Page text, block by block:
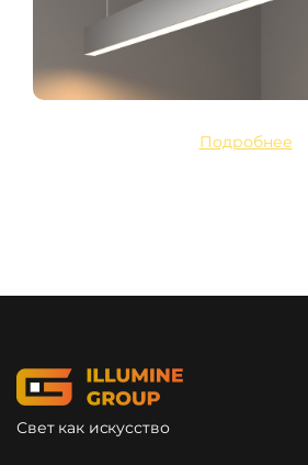
Подробнее
Свет как искусство